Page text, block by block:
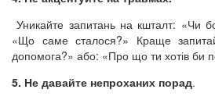
Уникайте запитань на кшталт: «Чи
«Що саме сталося?» Краще
допомога?» або: «Про що ти хотів би
5. Не давайте непроханих порад.